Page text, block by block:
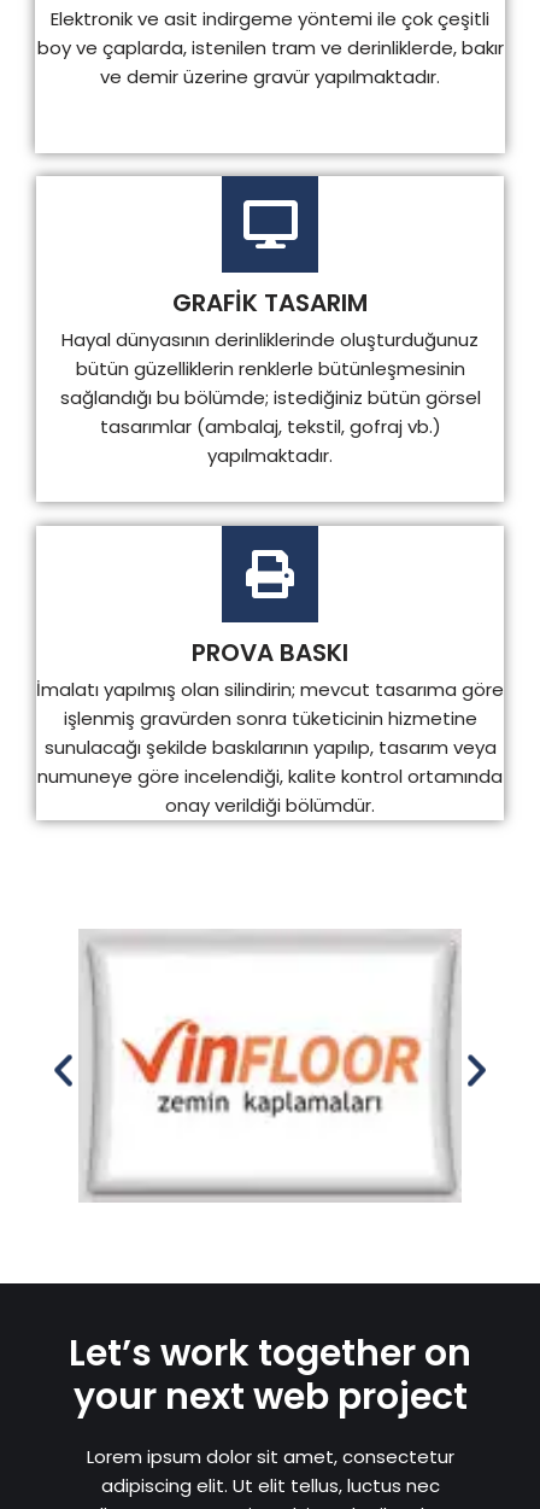
Elektronik ve asit indirgeme yöntemi ile çok çeşitli
boy ve çaplarda, istenilen tram ve derinliklerde, bakır
ve demir üzerine gravür yapılmaktadır.
GRAFİK TASARIM
Hayal dünyasının derinliklerinde oluşturduğunuz
bütün güzelliklerin renklerle bütünleşmesinin
sağlandığı bu bölümde; istediğiniz bütün görsel
tasarımlar (ambalaj, tekstil, gofraj vb.)
yapılmaktadır.
PROVA BASKI
İmalatı yapılmış olan silindirin; mevcut tasarıma göre
işlenmiş gravürden sonra tüketicinin hizmetine
sunulacağı şekilde baskılarının yapılıp, tasarım veya
numuneye göre incelendiği, kalite kontrol ortamında
onay verildiği bölümdür.
Let’s work together on
your next web project
Lorem ipsum dolor sit amet, consectetur
adipiscing elit. Ut elit tellus, luctus nec